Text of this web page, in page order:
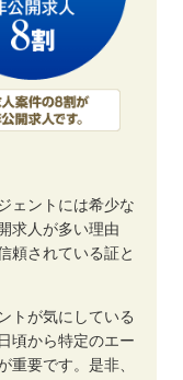
ェントには希少な
求人が多い理由
頼されている証と
トが気にしている
頃から特定のエー
重要です。是非、